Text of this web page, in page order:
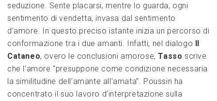
seduzione. Sente placarsi, mentre lo guarda, ogni
sentimento di vendetta, invasa dal sentimento
d’amore. In questo preciso istante inizia un percorso di
conformazione tra i due amanti. Infatti, nel dialogo Il
Cataneo, overo le conclusioni amorose,Tasso scrive
che l’amore “presuppone come condizione necessaria
la similitudine dell’amante all’amata”. Poussin ha
concentrato il suo lavoro d’interpretazione sulla